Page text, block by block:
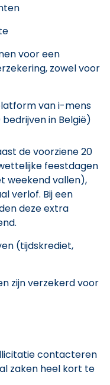
voor een
zowel voor
van i-mens
in België)
de voorziene 20
feestdagen
weekend vallen),
verlof. Bij een
deze extra
(tijdskrediet,
zijn verzekerd voor
contacteren
zaken heel kort te